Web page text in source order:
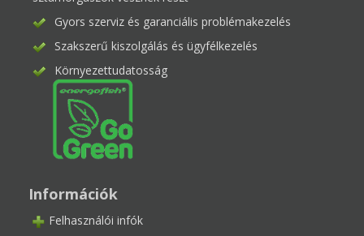
Gyors szerviz és garanciális problémakezelés
Szakszerű kiszolgálás és ügyfélkezelés
Környezettudatosság
Információk
Felhasználói infók